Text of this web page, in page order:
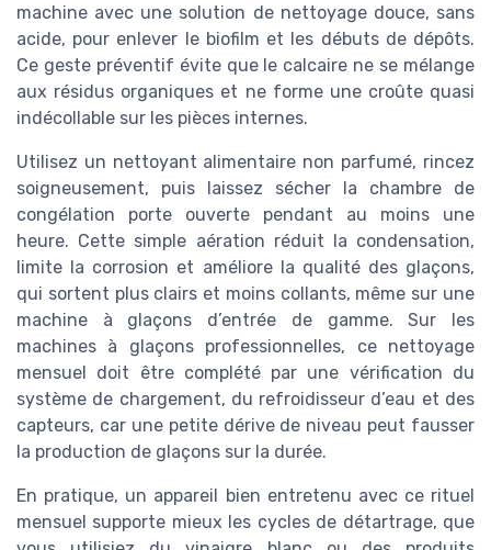
machine avec une solution de nettoyage douce, sans
acide, pour enlever le biofilm et les débuts de dépôts.
Ce geste préventif évite que le calcaire ne se mélange
aux résidus organiques et ne forme une croûte quasi
indécollable sur les pièces internes.
Utilisez un nettoyant alimentaire non parfumé, rincez
soigneusement, puis laissez sécher la chambre de
congélation porte ouverte pendant au moins une
heure. Cette simple aération réduit la condensation,
limite la corrosion et améliore la qualité des glaçons,
qui sortent plus clairs et moins collants, même sur une
machine à glaçons d’entrée de gamme. Sur les
machines à glaçons professionnelles, ce nettoyage
mensuel doit être complété par une vérification du
système de chargement, du refroidisseur d’eau et des
capteurs, car une petite dérive de niveau peut fausser
la production de glaçons sur la durée.
En pratique, un appareil bien entretenu avec ce rituel
mensuel supporte mieux les cycles de détartrage, que